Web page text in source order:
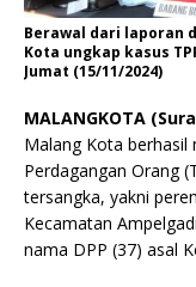
Berawal dari laporan
Kota ungkap kasus
Jumat (15/11/2024)
MALANGKOTA
Malang Kota berhasil
Perdagangan Orang
tersangka, yakni
Kecamatan
nama DPP (37) asal